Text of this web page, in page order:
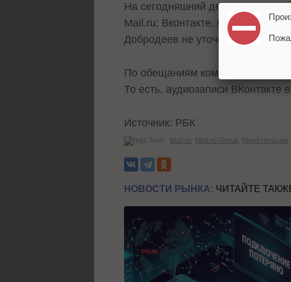
На сегодняшний день
Mail.ru: Вконтакте,
Добродеев не уточнил.
По обещаниям компании, новая
То есть, аудиозаписи ВКонтакте
Источник: РБК
Теги: Mail.ru Mail.ru Group Монетизация
НОВОСТИ РЫНКА: ЧИТАЙТЕ